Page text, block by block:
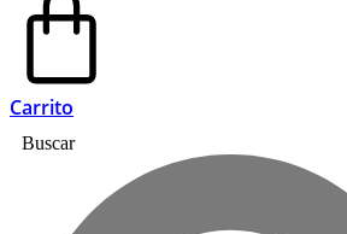
Carrito
Buscar